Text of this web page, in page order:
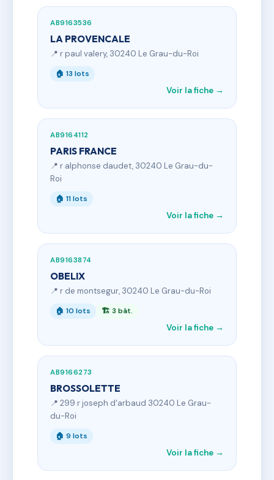
AB9163536
LA PROVENCALE
📍 r paul valery, 30240 Le Grau-du-Roi
🏠 13 lots
Voir la fiche →
AB9164112
PARIS FRANCE
📍 r alphonse daudet, 30240 Le Grau-du-
Roi
🏠 11 lots
Voir la fiche →
AB9163874
OBELIX
📍 r de montsegur, 30240 Le Grau-du-Roi
🏠 10 lots 🏗 3 bât.
Voir la fiche →
AB9166273
BROSSOLETTE
📍 299 r joseph d'arbaud 30240 Le Grau-
du-Roi
🏠 9 lots
Voir la fiche →